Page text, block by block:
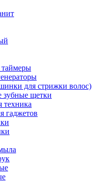
для стрижки волос)
зубные щетки
техника
гаджетов